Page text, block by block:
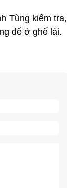
Tùng kiểm tra,
để ở ghế lái.